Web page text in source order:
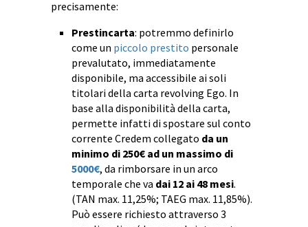
precisamente:
Prestincarta: potremmo definirlo
come un piccolo prestito personale
prevalutato, immediatamente
disponibile, ma accessibile ai soli
titolari della carta revolving Ego. In
base alla disponibilità della carta,
permette infatti di spostare sul conto
corrente Credem collegato da un
minimo di 250€ ad un massimo di
5000€, da rimborsare in un arco
temporale che va dai 12 ai 48 mesi.
(TAN max. 11,25%; TAEG max. 11,85%).
Può essere richiesto attraverso 3